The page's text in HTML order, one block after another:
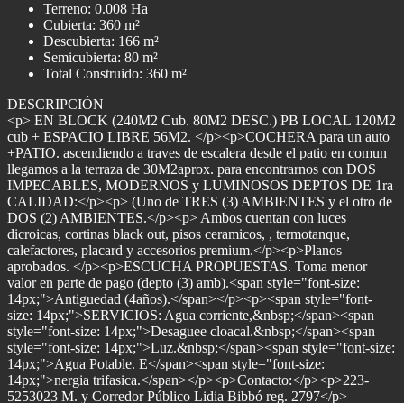
Terreno: 0.008 Ha
Cubierta: 360 m²
Descubierta: 166 m²
Semicubierta: 80 m²
Total Construido: 360 m²
DESCRIPCIÓN
<p> EN BLOCK (240M2 Cub. 80M2 DESC.) PB LOCAL 120M2
cub + ESPACIO LIBRE 56M2. </p><p>COCHERA para un auto
+PATIO. ascendiendo a traves de escalera desde el patio en comun
llegamos a la terraza de 30M2aprox. para encontrarnos con DOS
IMPECABLES, MODERNOS y LUMINOSOS DEPTOS DE 1ra
CALIDAD:</p><p> (Uno de TRES (3) AMBIENTES y el otro de
DOS (2) AMBIENTES.</p><p> Ambos cuentan con luces
dicroicas, cortinas black out, pisos ceramicos, , termotanque,
calefactores, placard y accesorios premium.</p><p>Planos
aprobados. </p><p>ESCUCHA PROPUESTAS. Toma menor
valor en parte de pago (depto (3) amb).<span style="font-size:
14px;">Antiguedad (4años).</span></p><p><span style="font-
size: 14px;">SERVICIOS: Agua corriente,&nbsp;</span><span
style="font-size: 14px;">Desaguee cloacal.&nbsp;</span><span
style="font-size: 14px;">Luz.&nbsp;</span><span style="font-size:
14px;">Agua Potable. E</span><span style="font-size:
14px;">nergia trifasica.</span></p><p>Contacto:</p><p>223-
5253023 M. y Corredor Público Lidia Bibbó reg. 2797</p>